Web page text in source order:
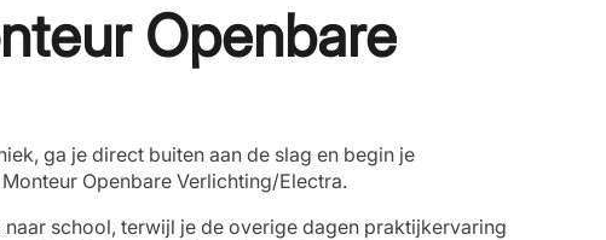
Openbare
ga je direct buiten aan de slag en begin je
Openbare Verlichting/Electra.
school, terwijl je de overige dagen praktijkervaring